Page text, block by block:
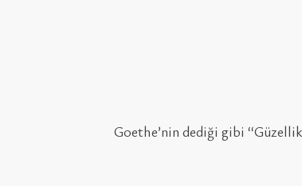
Goethe’nin dediği gibi